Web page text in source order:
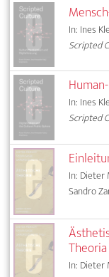
In: Ines
Scripted
In: Ines
Scripted
In: Dieter
Sandro
Theoria
In: Dieter